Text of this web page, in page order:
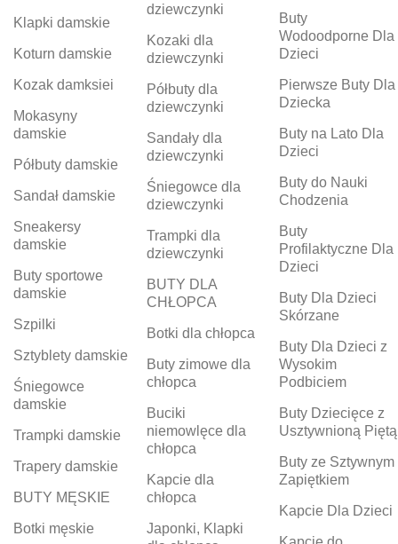
Klapki damskie
Koturn damskie
Kozak damksiei
Mokasyny
damskie
Półbuty damskie
Sandał damskie
Sneakersy
damskie
Buty sportowe
damskie
Szpilki
Sztyblety damskie
Śniegowce
damskie
Trampki damskie
Trapery damskie
BUTY MĘSKIE
Botki męskie
dziewczynki
Kozaki dla
dziewczynki
Półbuty dla
dziewczynki
Sandały dla
dziewczynki
Śniegowce dla
dziewczynki
Trampki dla
dziewczynki
BUTY DLA
CHŁOPCA
Botki dla chłopca
Buty zimowe dla
chłopca
Buciki
niemowlęce dla
chłopca
Kapcie dla
chłopca
Japonki, Klapki
Buty
Wodoodporne Dla
Dzieci
Pierwsze Buty Dla
Dziecka
Buty na Lato Dla
Dzieci
Buty do Nauki
Chodzenia
Buty
Profilaktyczne Dla
Dzieci
Buty Dla Dzieci
Skórzane
Buty Dla Dzieci z
Wysokim
Podbiciem
Buty Dziecięce z
Usztywnioną Piętą
Buty ze Sztywnym
Zapiętkiem
Kapcie Dla Dzieci